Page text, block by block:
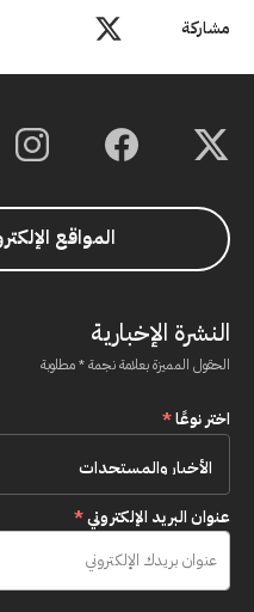
مشاركة
المواقع
النشرة الإخبارية
الحقول المميزة بعلامة نجمة * مطلوبة
اختر نوعًا*
عنوان البريد الإلكتروني*